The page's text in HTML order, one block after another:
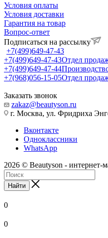
Условия оплаты
Условия доставки
Гарантия на товар
Вопрос-ответ
Подписаться на рассылку
+7(499)649-47-43
+7(499)649-47-43Отдел
+7(499)649-47-44
+7(968)056-15-05Отдел
Заказать звонок
zakaz@beautyson.ru
г. Москва, ул. Фридриха
Вконтакте
Одноклассники
WhatsApp
2026 © Beautyson - интернет-
Найти
0
0